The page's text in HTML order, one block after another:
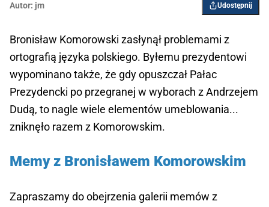
Autor: jm Udostępnij
Bronisław Komorowski zasłynął problemami z
ortografią języka polskiego. Byłemu prezydentowi
wypominano także, że gdy opuszczał Pałac
Prezydencki po przegranej w wyborach z Andrzejem
Dudą, to nagle wiele elementów umeblowania...
zniknęło razem z Komorowskim.
Memy z Bronisławem Komorowskim
Zapraszamy do obejrzenia galerii memów z